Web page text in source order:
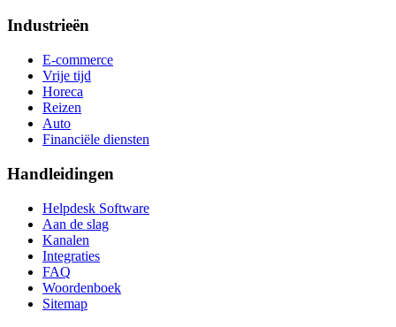
Industrieën
E-commerce
Vrije tijd
Horeca
Reizen
Auto
Financiële diensten
Handleidingen
Helpdesk Software
Aan de slag
Kanalen
Integraties
FAQ
Woordenboek
Sitemap